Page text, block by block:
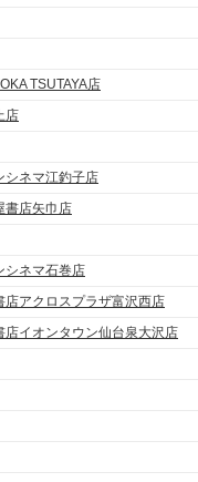
TSUTAYA店
店
シネマ江釣子店
書店矢巾店
シネマ石巻店
アクロスプラザ富沢西店
イオンタウン仙台泉大沢店